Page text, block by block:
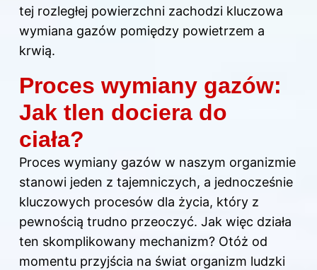
tej rozległej powierzchni zachodzi kluczowa
wymiana gazów pomiędzy powietrzem a
krwią.
Proces wymiany gazów:
Jak tlen dociera do
ciała?
Proces wymiany gazów w naszym organizmie
stanowi jeden z tajemniczych, a jednocześnie
kluczowych procesów dla życia, który z
pewnością trudno przeoczyć. Jak więc działa
ten skomplikowany mechanizm? Otóż od
momentu przyjścia na świat organizm ludzki